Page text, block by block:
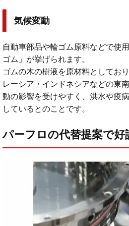
気候変動
自動車部品や輪ゴム原料などで使
ゴム」が挙げられます。
ゴムの木の樹液を原材料としてお
レーシア・インドネシアなどの東
動の影響を受けやすく、洪水や疫
しているとのことです。
パーフロの代替提案で好